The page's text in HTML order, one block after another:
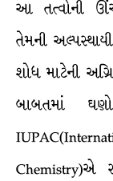
આ તત્વોની
તેમની
શોધ માટેની
બાબતમાં
Chemistry)એ